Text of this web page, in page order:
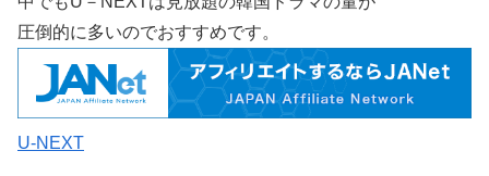
圧倒的に多いのでおすすめです。
U-NEXT